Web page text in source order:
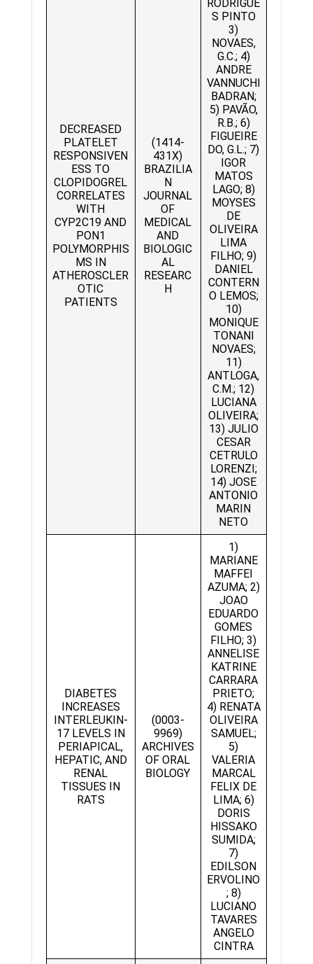
DECREASED
PLATELET
RESPONSIVEN
ESS TO
CLOPIDOGREL
CORRELATES
WITH
CYP2C19 AND
PON1
POLYMORPHIS
MS IN
ATHEROSCLER
OTIC
PATIENTS
(1414-
431X)
BRAZILIA
N
JOURNAL
OF
MEDICAL
AND
BIOLOGIC
AL
RESEARC
H
RODRIGUE
S PINTO
3)
NOVAES,
G.C.; 4)
ANDRE
VANNUCHI
BADRAN;
5) PAVÃO,
R.B.; 6)
FIGUEIRE
DO, G.L.; 7)
IGOR
MATOS
LAGO; 8)
MOYSES
DE
OLIVEIRA
LIMA
FILHO; 9)
DANIEL
CONTERN
O LEMOS;
10)
MONIQUE
TONANI
NOVAES;
11)
ANTLOGA,
C.M.; 12)
LUCIANA
OLIVEIRA;
13) JULIO
CESAR
CETRULO
LORENZI;
14) JOSE
ANTONIO
MARIN
NETO
DIABETES
INCREASES
INTERLEUKIN-
17 LEVELS IN
PERIAPICAL,
HEPATIC, AND
RENAL
TISSUES IN
RATS
(0003-
9969)
ARCHIVES
OF ORAL
BIOLOGY
1)
MARIANE
MAFFEI
AZUMA; 2)
JOAO
EDUARDO
GOMES
FILHO; 3)
ANNELISE
KATRINE
CARRARA
PRIETO;
4) RENATA
OLIVEIRA
SAMUEL;
5)
VALERIA
MARCAL
FELIX DE
LIMA; 6)
DORIS
HISSAKO
SUMIDA;
7)
EDILSON
ERVOLINO
; 8)
LUCIANO
TAVARES
ANGELO
CINTRA